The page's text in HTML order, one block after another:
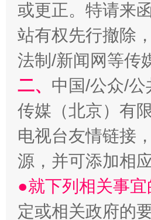
揭开“小金库”的免责幌子
或更正。特请来
站有权先行撤除
法制/新闻网等传
二、 中国/公众/
传媒（北京）有
电视台友情链接
源，并可添加相应
●就下列相关事
定或相关政府的